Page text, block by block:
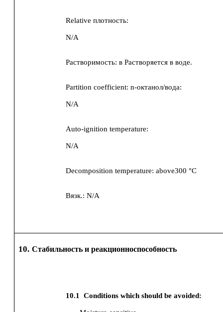
Relative плотность:
N/A
Растворимость: в Растворяется в воде.
Partition coefficient: n-октанол/вода:
N/A
Auto-ignition temperature:
N/A
Decomposition temperature: above300 °C
Вязк.: N/A
10. Стабильность и реакционноспособность
10.1 Conditions which should be avoided: